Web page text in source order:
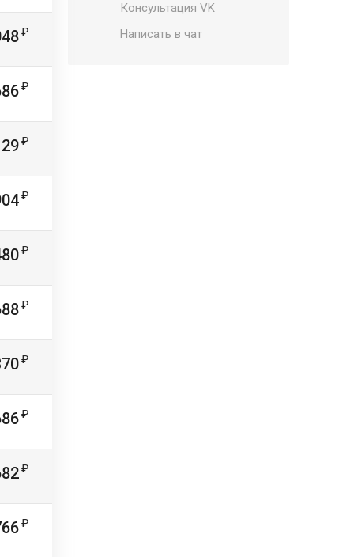
Консультация VK
Написать в чат
29